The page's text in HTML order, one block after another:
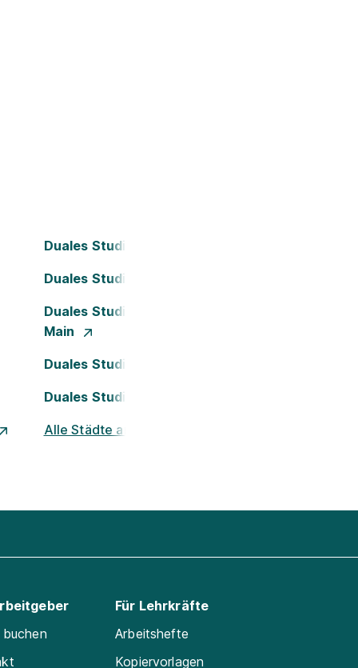
Duales Studium Bielefeld
Duales Studium Dortmund
Duales Studium Frankfurt am
Main
Duales Studium Köln
Duales Studium Nürnberg
Alle Städte ansehen
Für Lehrkräfte
Arbeitshefte
Kopiervorlagen